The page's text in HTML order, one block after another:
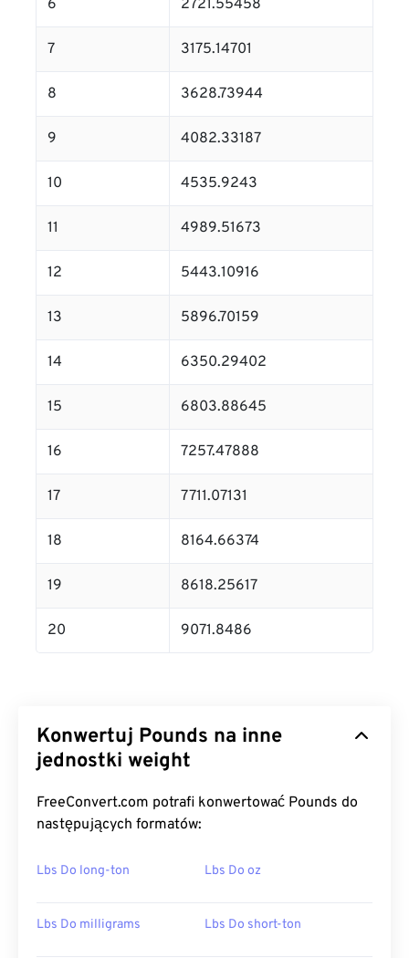
6 2721.55458
7 3175.14701
8 3628.73944
9 4082.33187
10 4535.9243
11 4989.51673
12 5443.10916
13 5896.70159
14 6350.29402
15 6803.88645
16 7257.47888
17 7711.07131
18 8164.66374
19 8618.25617
20 9071.8486
Konwertuj Pounds na inne
jednostki weight
FreeConvert.com potrafi konwertować Pounds do
następujących formatów:
Lbs Do long-ton Lbs Do oz
Lbs Do milligrams Lbs Do short-ton